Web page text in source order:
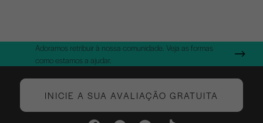
Adoramos retribuir à nossa comunidade. Veja as formas
como estamos a ajudar.
INICIE A SUA AVALIAÇÃO GRATUITA